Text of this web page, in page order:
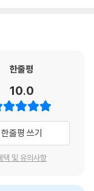
아지, 남겨진 눈사람
작 『별에게』에서 소
낸 작가는 신작 『복
어드는 어린이의 용
맞바꾸는 상상은 단
서 걷는 즐거움을 맛보
한줄평
10.0
한줄평 쓰기
택 및 유의사항